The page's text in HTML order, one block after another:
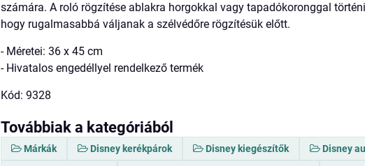
számára. A roló rögzítése ablakra horgokkal vagy tapadókoronggal
hogy rugalmasabbá váljanak a szélvédőre rögzítésük előtt.
- Méretei: 36 x 45 cm
- Hivatalos engedéllyel rendelkező termék
Kód: 9328
Továbbiak a kategóriából
Márkák Disney kerékpárok Disney kiegészítők Disney